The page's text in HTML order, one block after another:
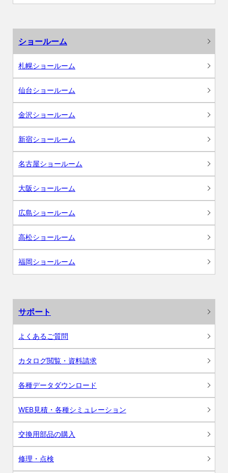
ショールーム
札幌ショールーム
仙台ショールーム
金沢ショールーム
新宿ショールーム
名古屋ショールーム
大阪ショールーム
広島ショールーム
高松ショールーム
福岡ショールーム
サポート
よくあるご質問
カタログ閲覧・資料請求
各種データダウンロード
WEB見積・各種シミュレーション
交換用部品の購入
修理・点検